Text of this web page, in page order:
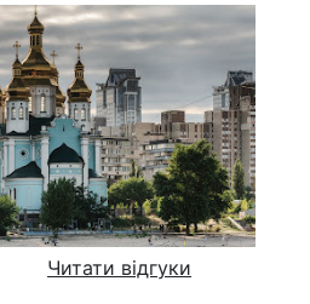
Читати відгуки